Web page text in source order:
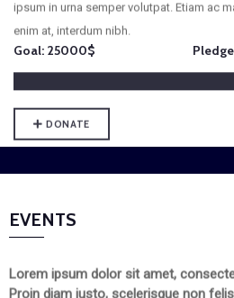
enim at, interdum nibh.
Goal: 25000$ Pledged:
EVENTS
Lorem ipsum dolor sit amet,
Proin diam justo, scelerisque non